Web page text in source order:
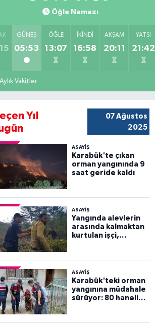
Öğle Namazı
GÜNEŞ
05:53
ÖĞLE
13:07
İKINDI
16:58
AKŞAM
20:11
YATSI
21:42
Aylık Vakitler
Yıl
07 Ağustos
2025
ASAYİŞ
Karabük'te çıkan
orman yangınında 9
saat geride kaldı
ASAYİŞ
Yangında alevlerin
arasında kalmaktan
kurtulan işçi,
panik yaşadı
ASAYİŞ
Karabük'teki orman
yangınına müdahale
sürüyor: 80 haneli